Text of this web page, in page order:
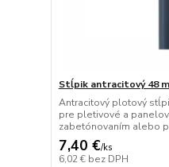
Stĺpik antracitový 48
Antracitový plotový
pre pletivové a
zabetónovaním alebo
7,40 €/ks
6,02 € bez DPH